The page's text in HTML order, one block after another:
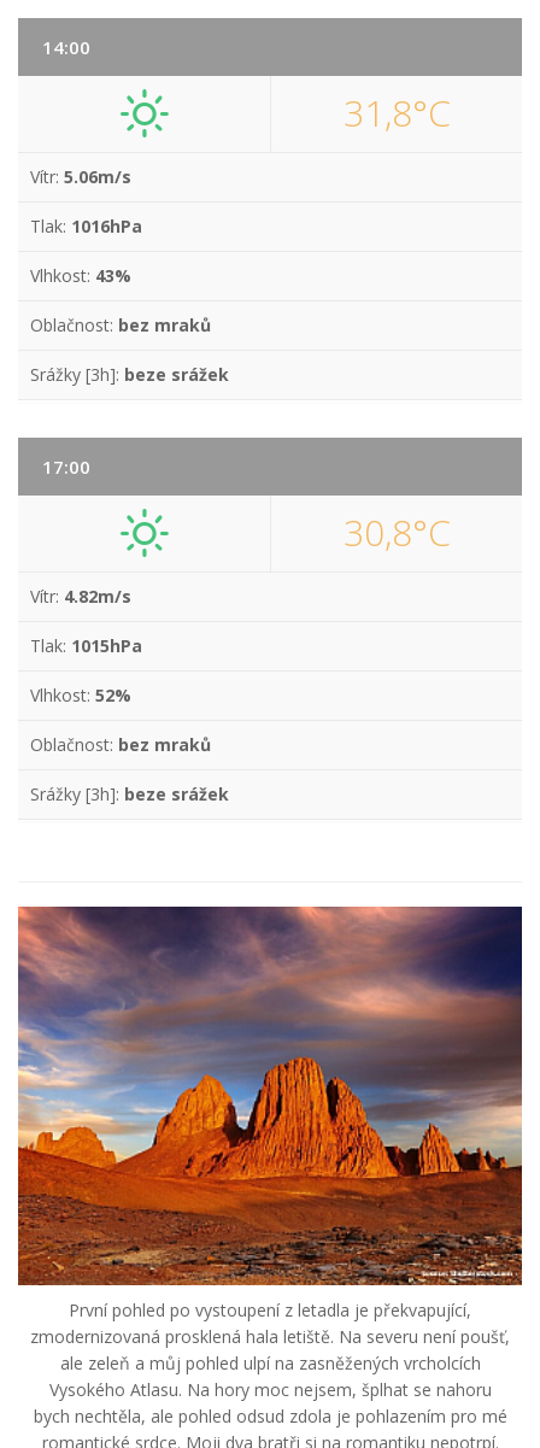
14:00
31,8°C
Vítr: 5.06m/s
Tlak: 1016hPa
Vlhkost: 43%
Oblačnost: bez mraků
Srážky [3h]: beze srážek
17:00
30,8°C
Vítr: 4.82m/s
Tlak: 1015hPa
Vlhkost: 52%
Oblačnost: bez mraků
Srážky [3h]: beze srážek
První pohled po vystoupení z letadla je překvapující,
zmodernizovaná prosklená hala letiště. Na severu není poušť,
ale zeleň a můj pohled ulpí na zasněžených vrcholcích
Vysokého Atlasu. Na hory moc nejsem, šplhat se nahoru
bych nechtěla, ale pohled odsud zdola je pohlazením pro mé
romantické srdce. Moji dva bratři si na romantiku nepotrpí.